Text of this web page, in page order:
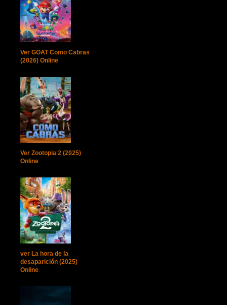
Ver GOAT Como Cabras
(2026) Online
Ver Zootopia 2 (2025)
Online
ver La hora de la
desaparición (2025)
Online